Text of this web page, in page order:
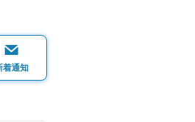
着通知